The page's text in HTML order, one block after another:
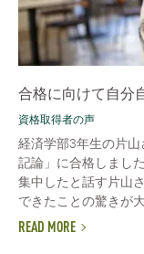
合格に向けて自分
資格取得者の声
経済学部3年生の片
記論」に合格しまし
集中したと話す片山
できたことの驚きが大
READ MORE